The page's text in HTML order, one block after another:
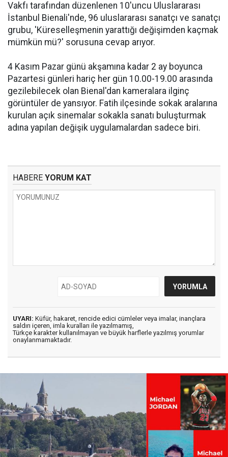
Vakfı tarafından düzenlenen 10'uncu Uluslararası
İstanbul Bienali'nde, 96 uluslararası sanatçı ve sanatçı
grubu, 'Küreselleşmenin yarattığı değişimden kaçmak
mümkün mü?' sorusuna cevap arıyor.
4 Kasım Pazar günü akşamına kadar 2 ay boyunca
Pazartesi günleri hariç her gün 10.00-19.00 arasında
gezilebilecek olan Bienal'dan kameralara ilginç
görüntüler de yansıyor. Fatih ilçesinde sokak aralarına
kurulan açık sinemalar sokakla sanatı buluşturmak
adına yapılan değişik uygulamalardan sadece biri.
HABERE YORUM KAT
UYARI: Küfür, hakaret, rencide edici cümleler veya imalar, inançlara
saldırı içeren, imla kuralları ile yazılmamış,
Türkçe karakter kullanılmayan ve büyük harflerle yazılmış yorumlar
onaylanmamaktadır.